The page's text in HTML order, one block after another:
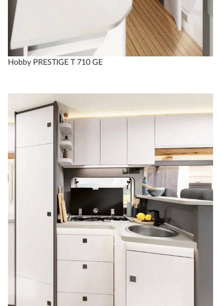
Hobby PRESTIGE T 710 GE